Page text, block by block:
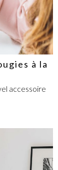
à la
accessoire